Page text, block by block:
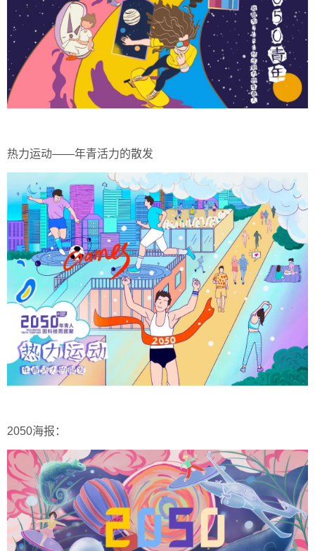
热力运动——年青活力的散发
2050海报：